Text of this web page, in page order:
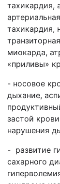
тахикардия,
тахикардия,
миокарда,
«приливы»
- носовое
дыхание,
застой
нарушения
- развитие
сахарного